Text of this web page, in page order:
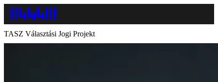
TASZ Választási Jogi Projekt